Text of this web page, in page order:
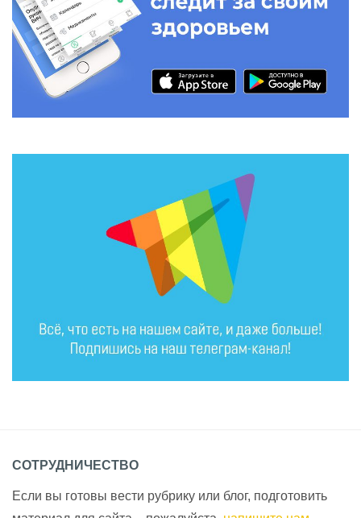
СОТРУДНИЧЕСТВО
Если вы готовы вести рубрику или блог, подготовить